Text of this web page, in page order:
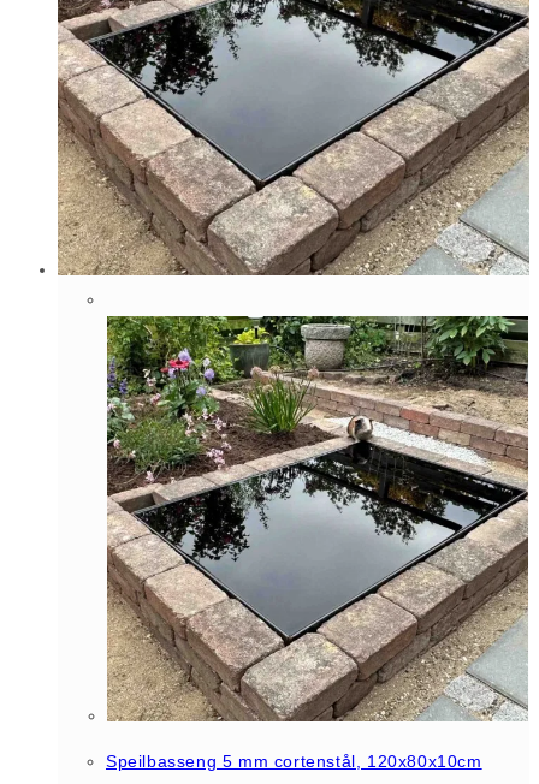
Speilbasseng 5 mm cortenstål, 120x80x10cm